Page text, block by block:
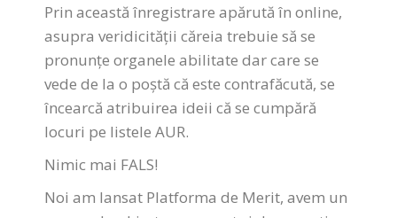
Prin această înregistrare apărută în online,
asupra veridicității căreia trebuie să se
pronunțe organele abilitate dar care se
vede de la o poștă că este contrafăcută, se
încearcă atribuirea ideii că se cumpără
locuri pe listele AUR.
Nimic mai FALS!
Noi am lansat Platforma de Merit, avem un